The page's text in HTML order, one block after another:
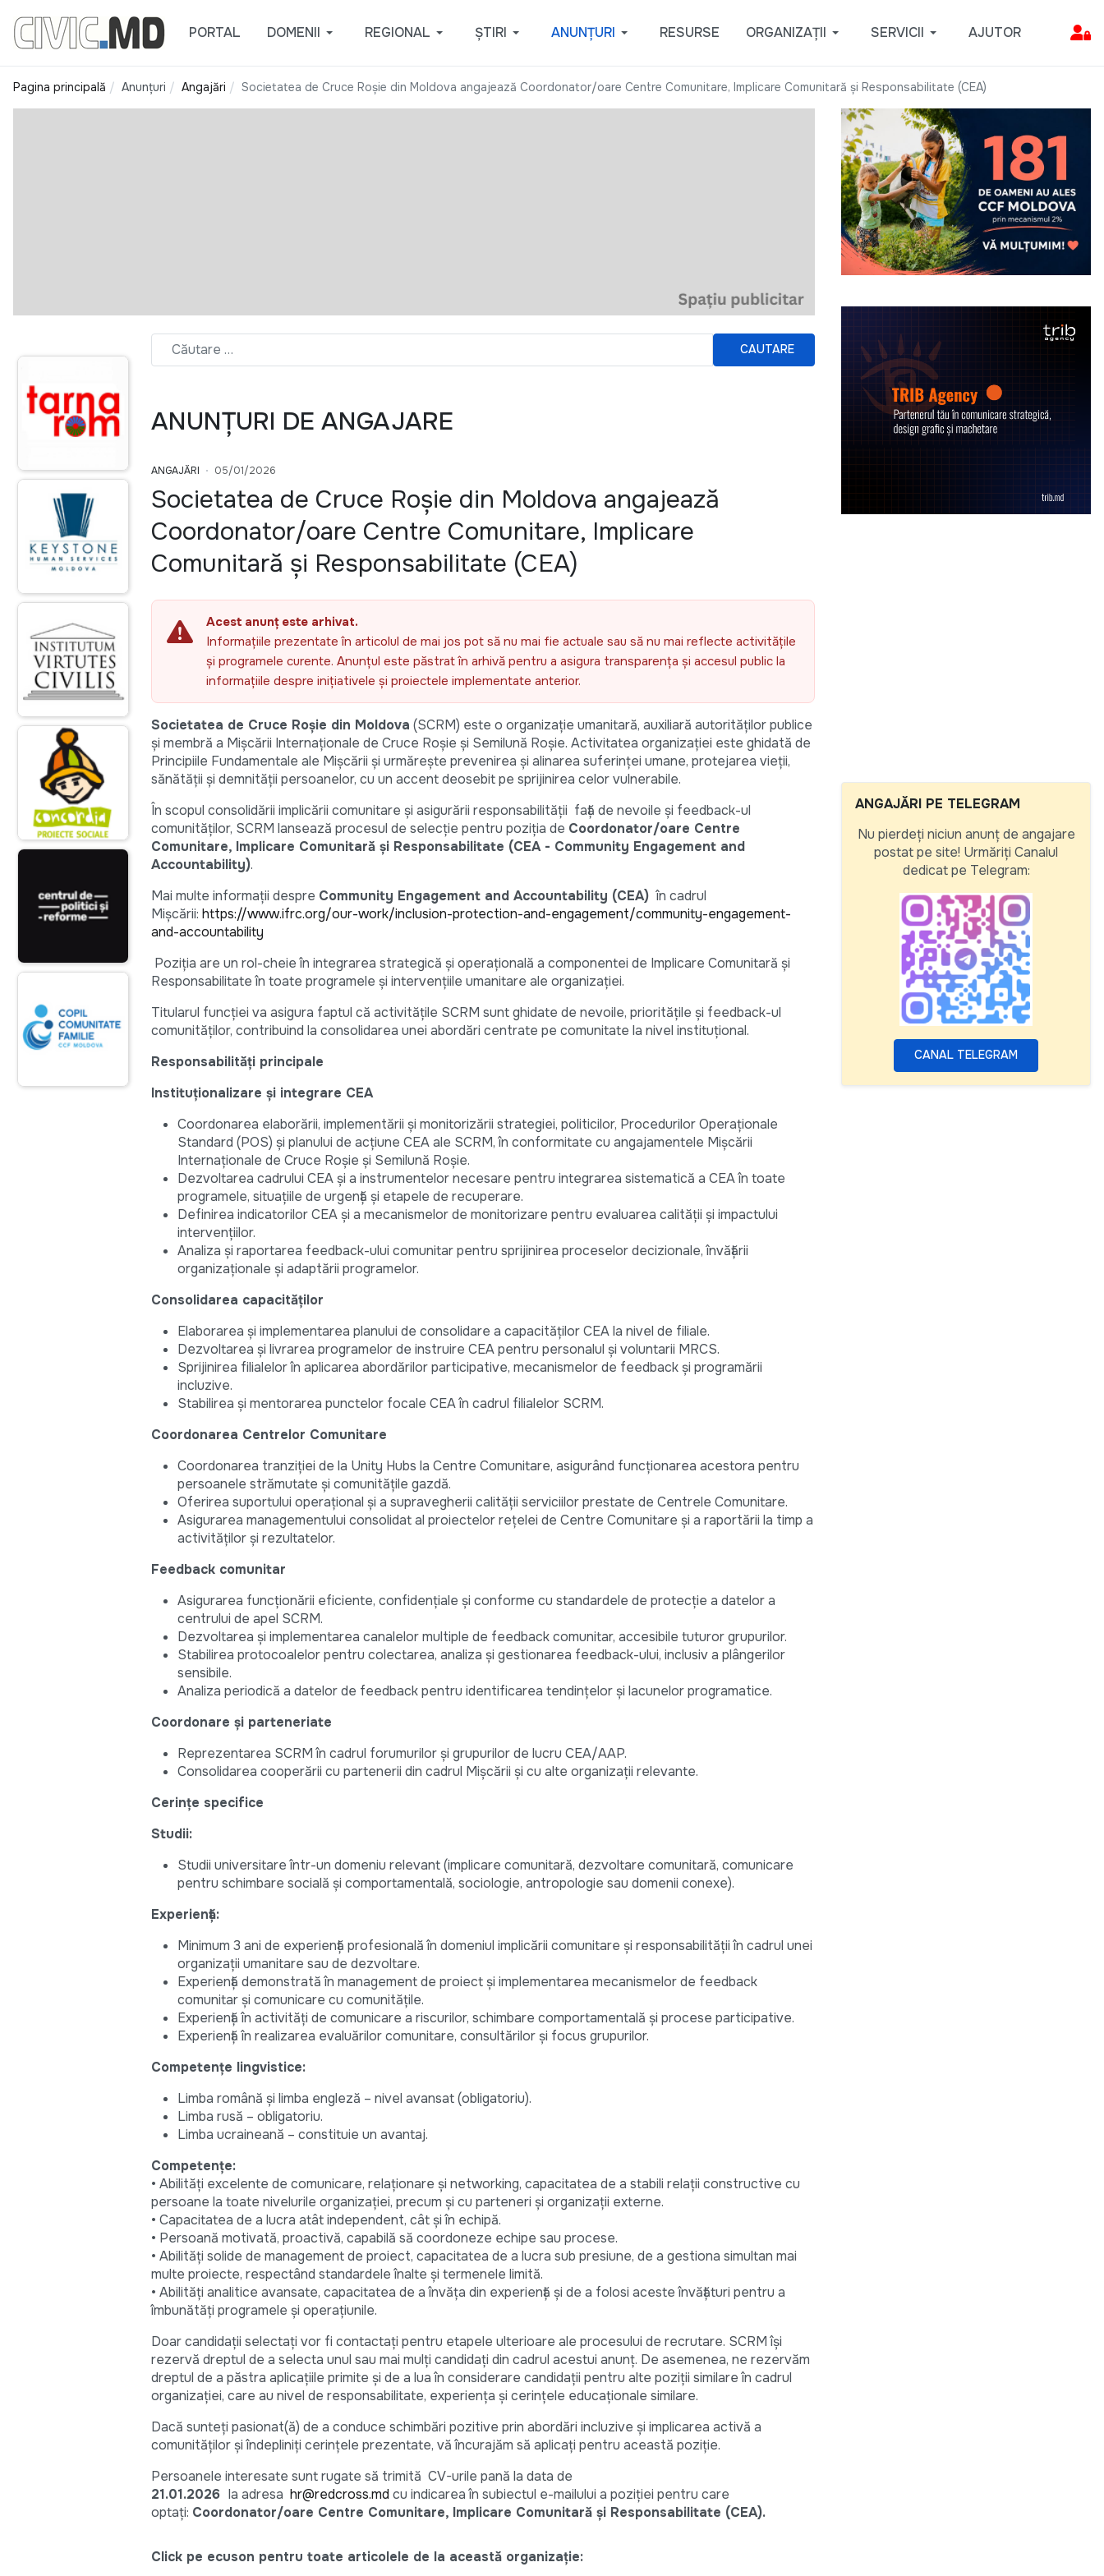
PORTAL DOMENII REGIONAL ȘTIRI ANUNȚURI RESURSE ORGANIZAȚII SERVICII AJUTOR
Pagina principală Anunțuri Angajări Societatea de Cruce Roșie din Moldova angajează Coordonator/oare Centre Comunitare, Implicare Comunitară și Responsabilitate (CEA)
CAUTARE
ANUNȚURI DE ANGAJARE
ANGAJĂRI 05/01/2026
Societatea de Cruce Roșie din Moldova angajează
Coordonator/oare Centre Comunitare, Implicare
Comunitară și Responsabilitate (CEA)
Acest anunț este arhivat.
Informațiile prezentate în articolul de mai jos pot să nu mai fie actuale sau să nu mai reflecte activitățile
și programele curente. Anunțul este păstrat în arhivă pentru a asigura transparența și accesul public la
informațiile despre inițiativele și proiectele implementate anterior.
Societatea de Cruce Roșie din Moldova (SCRM) este o organizație umanitară, auxiliară autorităților publice
și membră a Mișcării Internaționale de Cruce Roșie și Semilună Roșie. Activitatea organizației este ghidată de
Principiile Fundamentale ale Mișcării și urmărește prevenirea și alinarea suferinței umane, protejarea vieții,
sănătății și demnității persoanelor, cu un accent deosebit pe sprijinirea celor vulnerabile.
În scopul consolidării implicării comunitare și asigurării responsabilității față de nevoile și feedback-ul
comunităților, SCRM lansează procesul de selecție pentru poziția de Coordonator/oare Centre
Comunitare, Implicare Comunitară și Responsabilitate (CEA - Community Engagement and
Accountability).
Mai multe informații despre Community Engagement and Accountability (CEA) în cadrul
Mișcării: https://www.ifrc.org/our-work/inclusion-protection-and-engagement/community-engagement-
and-accountability
Poziția are un rol-cheie în integrarea strategică și operațională a componentei de Implicare Comunitară și
Responsabilitate în toate programele și intervențiile umanitare ale organizației.
Titularul funcției va asigura faptul că activitățile SCRM sunt ghidate de nevoile, prioritățile și feedback-ul
comunităților, contribuind la consolidarea unei abordări centrate pe comunitate la nivel instituțional.
Responsabilități principale
Instituționalizare și integrare CEA
Coordonarea elaborării, implementării și monitorizării strategiei, politicilor, Procedurilor Operaționale
Standard (POS) și planului de acțiune CEA ale SCRM, în conformitate cu angajamentele Mișcării
Internaționale de Cruce Roșie și Semilună Roșie.
Dezvoltarea cadrului CEA și a instrumentelor necesare pentru integrarea sistematică a CEA în toate
programele, situațiile de urgență și etapele de recuperare.
Definirea indicatorilor CEA și a mecanismelor de monitorizare pentru evaluarea calității și impactului
intervențiilor.
Analiza și raportarea feedback-ului comunitar pentru sprijinirea proceselor decizionale, învățării
organizaționale și adaptării programelor.
Consolidarea capacităților
Elaborarea și implementarea planului de consolidare a capacităților CEA la nivel de filiale.
Dezvoltarea și livrarea programelor de instruire CEA pentru personalul și voluntarii MRCS.
Sprijinirea filialelor în aplicarea abordărilor participative, mecanismelor de feedback și programării
incluzive.
Stabilirea și mentorarea punctelor focale CEA în cadrul filialelor SCRM.
Coordonarea Centrelor Comunitare
Coordonarea tranziției de la Unity Hubs la Centre Comunitare, asigurând funcționarea acestora pentru
persoanele strămutate și comunitățile gazdă.
Oferirea suportului operațional și a supravegherii calității serviciilor prestate de Centrele Comunitare.
Asigurarea managementului consolidat al proiectelor rețelei de Centre Comunitare și a raportării la timp a
activităților și rezultatelor.
Feedback comunitar
Asigurarea funcționării eficiente, confidențiale și conforme cu standardele de protecție a datelor a
centrului de apel SCRM.
Dezvoltarea și implementarea canalelor multiple de feedback comunitar, accesibile tuturor grupurilor.
Stabilirea protocoalelor pentru colectarea, analiza și gestionarea feedback-ului, inclusiv a plângerilor
sensibile.
Analiza periodică a datelor de feedback pentru identificarea tendințelor și lacunelor programatice.
Coordonare și parteneriate
Reprezentarea SCRM în cadrul forumurilor și grupurilor de lucru CEA/AAP.
Consolidarea cooperării cu partenerii din cadrul Mișcării și cu alte organizații relevante.
Cerințe specifice
Studii:
Studii universitare într-un domeniu relevant (implicare comunitară, dezvoltare comunitară, comunicare
pentru schimbare socială și comportamentală, sociologie, antropologie sau domenii conexe).
Experiență:
Minimum 3 ani de experiență profesională în domeniul implicării comunitare și responsabilității în cadrul unei
organizații umanitare sau de dezvoltare.
Experiență demonstrată în management de proiect și implementarea mecanismelor de feedback
comunitar și comunicare cu comunitățile.
Experiență în activități de comunicare a riscurilor, schimbare comportamentală și procese participative.
Experiență în realizarea evaluărilor comunitare, consultărilor și focus grupurilor.
Competențe lingvistice:
Limba română și limba engleză – nivel avansat (obligatoriu).
Limba rusă – obligatoriu.
Limba ucraineană – constituie un avantaj.
Competențe:
• Abilități excelente de comunicare, relaționare și networking, capacitatea de a stabili relații constructive cu
persoane la toate nivelurile organizației, precum și cu parteneri și organizații externe.
• Capacitatea de a lucra atât independent, cât și în echipă.
• Persoană motivată, proactivă, capabilă să coordoneze echipe sau procese.
• Abilități solide de management de proiect, capacitatea de a lucra sub presiune, de a gestiona simultan mai
multe proiecte, respectând standardele înalte și termenele limită.
• Abilități analitice avansate, capacitatea de a învăța din experiență și de a folosi aceste învățături pentru a
îmbunătăți programele și operațiunile.
Doar candidații selectați vor fi contactați pentru etapele ulterioare ale procesului de recrutare. SCRM își
rezervă dreptul de a selecta unul sau mai mulți candidați din cadrul acestui anunț. De asemenea, ne rezervăm
dreptul de a păstra aplicațiile primite și de a lua în considerare candidații pentru alte poziții similare în cadrul
organizației, care au nivel de responsabilitate, experiența și cerințele educaționale similare.
Dacă sunteți pasionat(ă) de a conduce schimbări pozitive prin abordări incluzive și implicarea activă a
comunităților și îndepliniți cerințele prezentate, vă încurajăm să aplicați pentru această poziție.
Persoanele interesate sunt rugate să trimită CV-urile pană la data de
21.01.2026 la adresa hr@redcross.md cu indicarea în subiectul e-mailului a poziției pentru care
optați: Coordonator/oare Centre Comunitare, Implicare Comunitară și Responsabilitate (CEA).
Click pe ecuson pentru toate articolele de la această organizație:
ANGAJĂRI PE TELEGRAM
Nu pierdeți niciun anunț de angajare
postat pe site! Urmăriți Canalul
dedicat pe Telegram:
CANAL TELEGRAM